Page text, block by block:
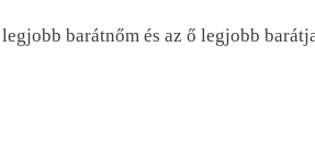
barátnőm és az ő legjobb